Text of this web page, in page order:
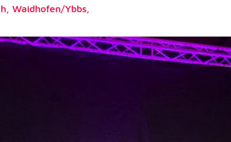
Waidhofen/Ybbs,
Dieser Cookie speichert die gewählte
Einverständnisoption bezüglich Google
1 Jahr